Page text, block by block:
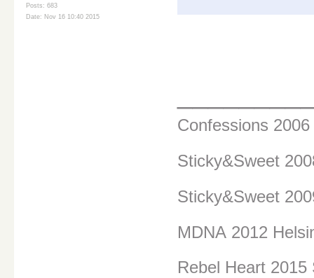
Posts: 683
Date: Nov 16 10:40 2015
Confessions
Sticky&Sweet
Sticky&Sweet
MDNA 2012
Rebel Heart 2015